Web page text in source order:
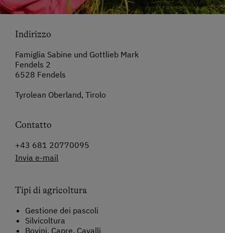
Indirizzo
Famiglia Sabine und Gottlieb Mark
Fendels 2
6528 Fendels
Tyrolean Oberland, Tirolo
Contatto
+43 681 20770095
Invia e-mail
Tipi di agricoltura
Gestione dei pascoli
Silvicoltura
Bovini, Capre, Cavalli